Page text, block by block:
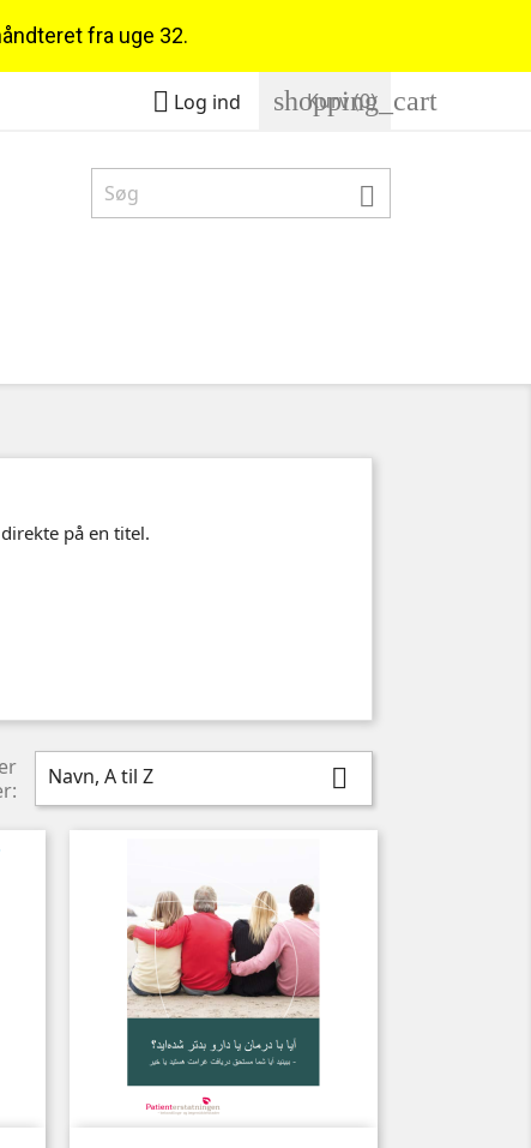
fra uge 32.
 Log ind shopping_cart
Kurv(0)

på en titel.
Navn, A til Z 